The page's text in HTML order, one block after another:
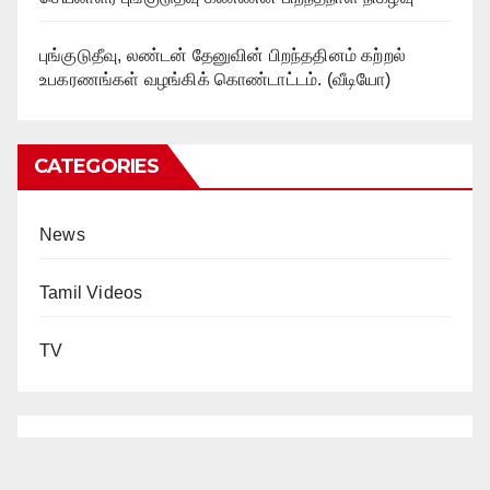
புங்குடுதீவு, லண்டன் தேனுவின் பிறந்ததினம் கற்றல்
உபகரணங்கள் வழங்கிக் கொண்டாட்டம். (வீடியோ)
CATEGORIES
News
Tamil Videos
TV